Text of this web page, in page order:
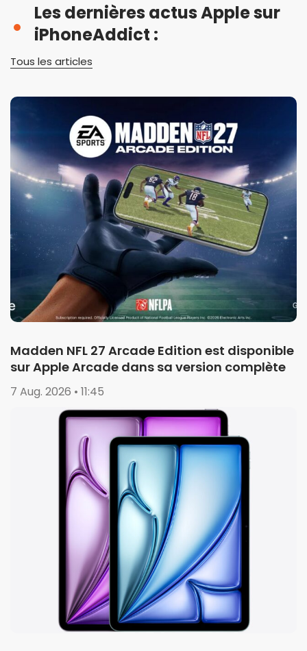
Les dernières actus Apple sur
iPhoneAddict :
Tous les articles
Madden NFL 27 Arcade Edition est disponible
sur Apple Arcade dans sa version complète
7 Aug. 2026 • 11:45